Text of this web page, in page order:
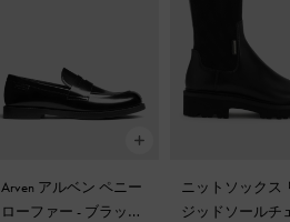
Arven アルベン ペニー
ローファー - ブラック
ニットソックス
ジッドソールチ